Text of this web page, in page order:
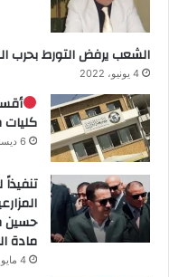
الشعب يرفض التورط بحرب
4 يونيو، 2022
6 ديسمبر، 2021
حسين
مادة
4 مايو، 2023